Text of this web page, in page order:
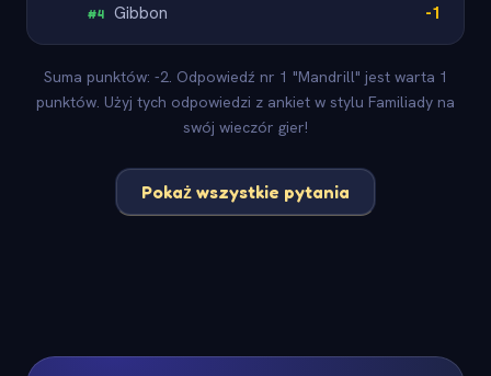
#4 Gibbon -1
Suma punktów: -2. Odpowiedź nr 1 "Mandrill" jest warta 1
punktów. Użyj tych odpowiedzi z ankiet w stylu Familiady na
swój wieczór gier!
Pokaż wszystkie pytania